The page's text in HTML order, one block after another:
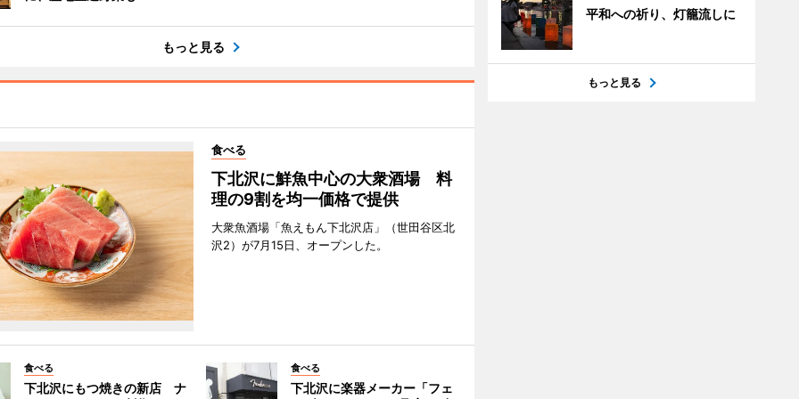
もっと見る
食べる
下北沢に鮮魚中心の大衆酒場 料
理の9割を均一価格で提供
大衆魚酒場「魚えもん下北沢店」（世田谷区北
沢2）が7月15日、オープンした。
食べる
下北沢にもつ焼きの新店 ナ
食べる
下北沢に楽器メーカー「フェ
平和への祈り、灯籠流しに
もっと見る